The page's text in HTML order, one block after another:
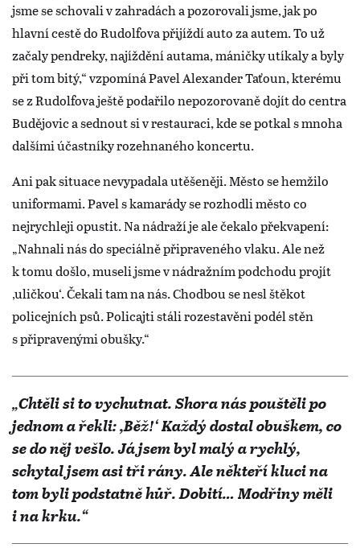
jsme se schovali v zahradách a pozorovali jsme, jak po
hlavní cestě do Rudolfova přijíždí auto za autem. To už
začaly pendreky, najíždění autama, máničky utíkaly a byly
při tom bitý,“ vzpomíná Pavel Alexander Taťoun, kterému
se z Rudolfova ještě podařilo nepozorovaně dojít do centra
Budějovic a sednout si v restauraci, kde se potkal s mnoha
dalšími účastníky rozehnaného koncertu.
Ani pak situace nevypadala utěšeněji. Město se hemžilo
uniformami. Pavel s kamarády se rozhodli město co
nejrychleji opustit. Na nádraží je ale čekalo překvapení:
„Nahnali nás do speciálně připraveného vlaku. Ale než
k tomu došlo, museli jsme v nádražním podchodu projít
‚uličkou‘. Čekali tam na nás. Chodbou se nesl štěkot
policejních psů. Policajti stáli rozestavěni podél stěn
s připravenými obušky.“
„Chtěli si to vychutnat. Shora nás pouštěli po
jednom a řekli: ,Běž!‘ Každý dostal obuškem, co
se do něj vešlo. Já jsem byl malý a rychlý,
schytal jsem asi tři rány. Ale někteří kluci na
tom byli podstatně hůř. Dobití… Modřiny měli
i na krku.“